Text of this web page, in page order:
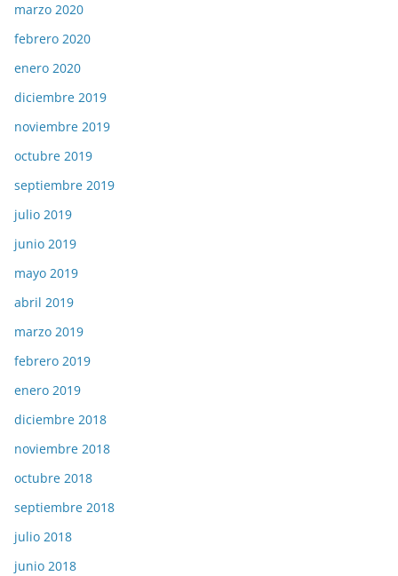
marzo 2020
febrero 2020
enero 2020
diciembre 2019
noviembre 2019
octubre 2019
septiembre 2019
julio 2019
junio 2019
mayo 2019
abril 2019
marzo 2019
febrero 2019
enero 2019
diciembre 2018
noviembre 2018
octubre 2018
septiembre 2018
julio 2018
junio 2018